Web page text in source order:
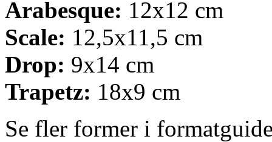
Arabesque: 12x12 cm
Scale: 12,5x11,5 cm
Drop: 9x14 cm
Trapetz: 18x9 cm
Se fler former i